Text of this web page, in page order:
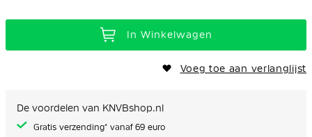
In Winkelwagen
Voeg toe aan verlanglijst
De voordelen van KNVBshop.nl
Gratis verzending* vanaf 69 euro